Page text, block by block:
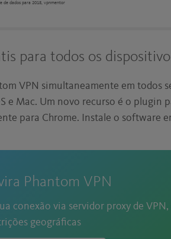
de dados para 2018, vpnmentor
para todos os
VPN simultaneamente em todos
e Mac. Um novo recurso é o plugin
para Chrome. Instale o software
Phantom VPN
conexão via servidor proxy de
geográficas